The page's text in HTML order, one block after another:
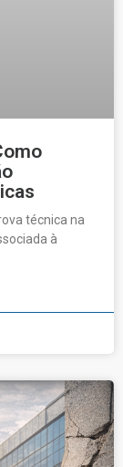
técnica na
à